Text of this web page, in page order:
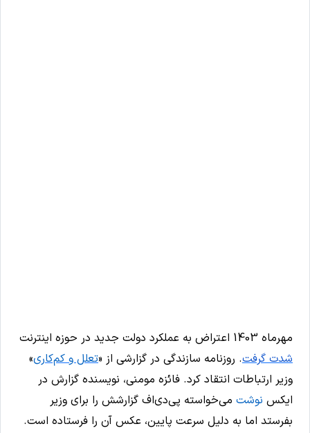
مهرماه 1403 اعتراض به عملکرد دولت جدید در حوزه اینترنت
شدت گرفت. روزنامه سازندگی در گزارشی از «تعلل و کم‌کاری»
وزیر ارتباطات انتقاد کرد. فائزه مومنی، نویسنده گزارش در
ایکس نوشتمی‌خواسته پی‌دی‌اف گزارشش را برای وزیر
بفرستد اما به دلیل سرعت پایین، عکس آن را فرستاده است.